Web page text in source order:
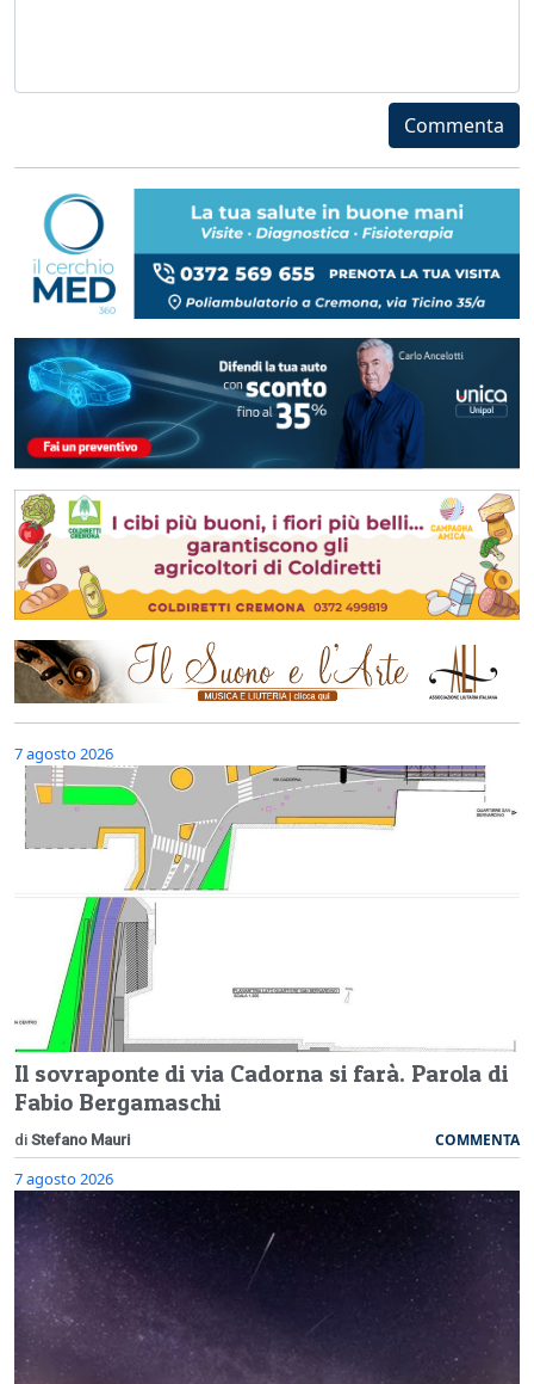
Commenta
7 agosto 2026
Il sovraponte di via Cadorna si farà. Parola di
Fabio Bergamaschi
di Stefano Mauri COMMENTA
7 agosto 2026